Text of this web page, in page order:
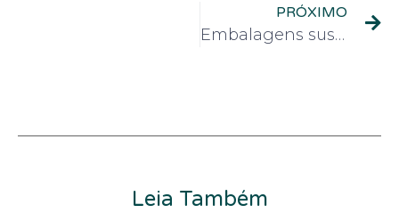
PRÓXIMO
Embalagens sustentáveis: uma decisão de negócios com impacto real
Leia Também